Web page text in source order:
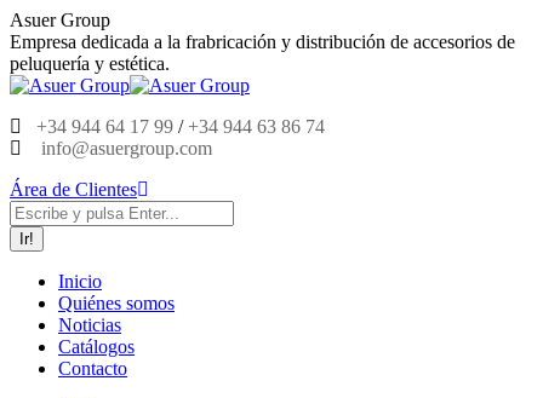
Saltar
al
contenido
Asuer Group
Empresa dedicada a la frabricación y distribución de accesorios de
peluquería y estética.
+34 944 64 17 99 /+34 944 63 86 74
info@asuergroup.com
Área de Clientes
Buscar:
Inicio
Quiénes somos
Noticias
Catálogos
Contacto